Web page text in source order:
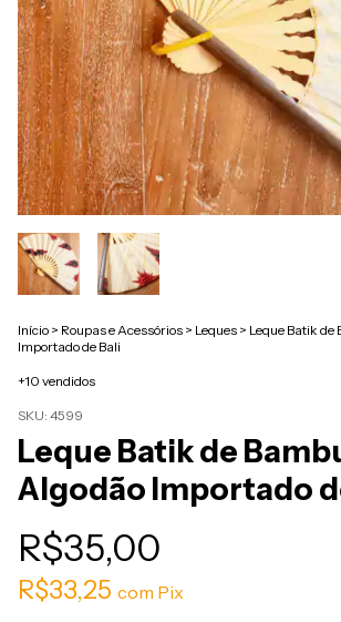
Início > Roupas e Acessórios > Leques > Leque Batik de
Importado de Bali
+10 vendidos
SKU: 4599
Leque Batik de
Algodão Importado
R$35,00
R$33,25 com Pix